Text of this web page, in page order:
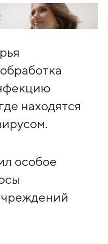
находятся
особое